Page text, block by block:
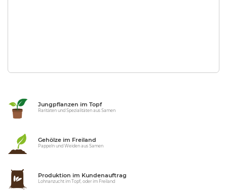
Jungpflanzen im Topf
Raritäten und Spezialitäten aus Samen
Gehölze im Freiland
Pappeln und Weiden aus Samen
Produktion im Kundenauftrag
Lohnanzucht im Topf, oder im Freiland